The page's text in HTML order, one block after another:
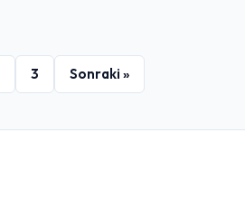
3 Sonraki »